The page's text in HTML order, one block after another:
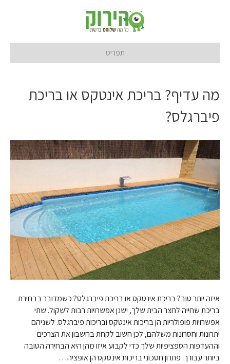
תפריט
מה עדיף? בריכת אינטקס או בריכת
פיברגלס?
איזה יותר טוב? בריכת אינטקס או בריכת פיברגלס? כשמדובר בבחירת
בריכת שחייה לחצר הבית שלך, ישנן אפשרויות רבות לשקול. שתי
אפשרויות פופולריות הן בריכות אינטקס ובריכות פיברגלס. לשניהם
יתרונות וחסרונות משלהם, לכן חשוב לקחת בחשבון את הצרכים
וההעדפות הספציפיות שלך כדי לקבוע איזו מהן היא הבחירה הטובה
ביותר עבורך. פתרון חסכוני בריכות אינטקס הן אופציה…